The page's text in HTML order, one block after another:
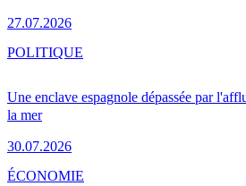
27.07.2026
Une enclave espagnole dépassée par
la mer
30.07.2026
POLITIQUE
ÉCONOMIE